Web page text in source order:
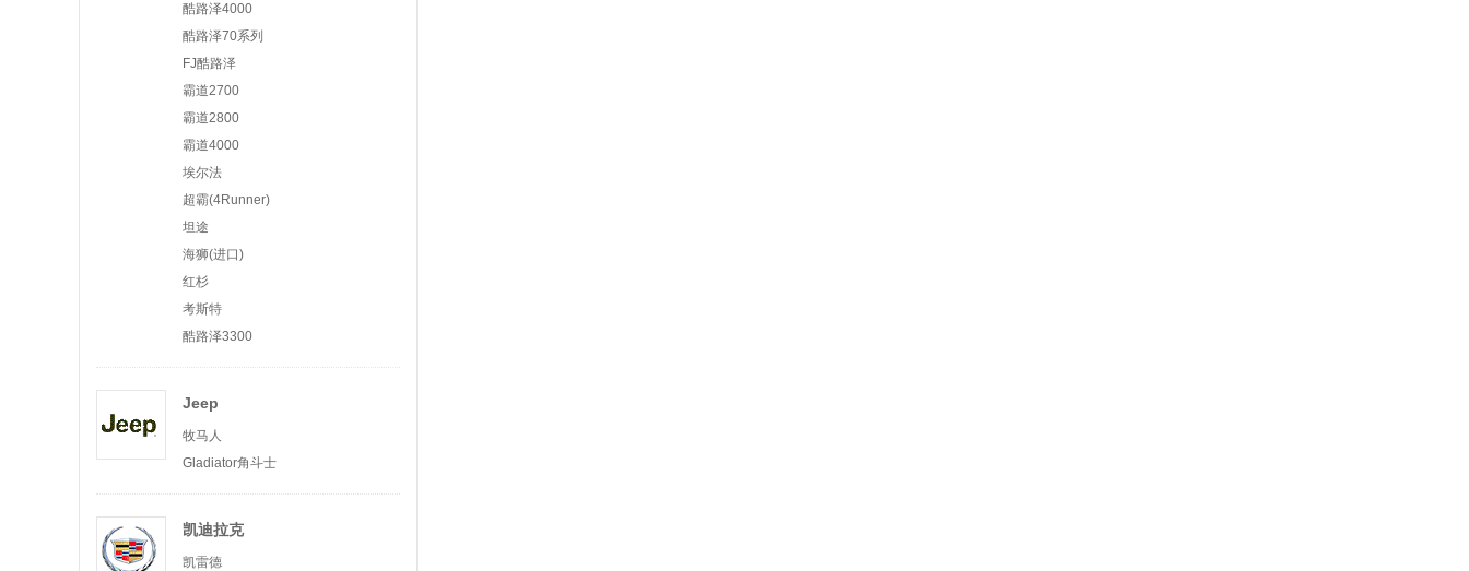
酷路泽4000
酷路泽70系列
FJ酷路泽
霸道2700
霸道2800
霸道4000
埃尔法
超霸(4Runner)
坦途
海狮(进口)
红杉
考斯特
酷路泽3300
Jeep
牧马人
Gladiator角斗士
凯迪拉克
凯雷德